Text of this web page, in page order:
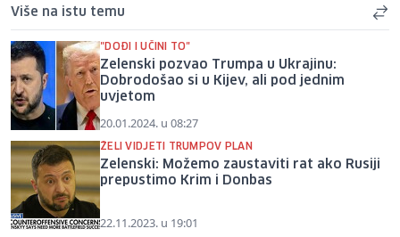
Više na istu temu
"DOĐI I UČINI TO"
Zelenski pozvao Trumpa u Ukrajinu:
Dobrodošao si u Kijev, ali pod jednim
uvjetom
20.01.2024. u 08:27
ŽELI VIDJETI TRUMPOV PLAN
Zelenski: Možemo zaustaviti rat ako Rusiji
prepustimo Krim i Donbas
22.11.2023. u 19:01